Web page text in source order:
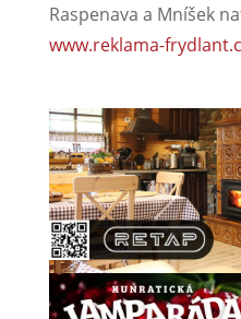
Raspenava a Mníšek
www.reklama-